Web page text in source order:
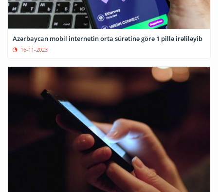
Azərbaycan mobil internetin orta sürətinə görə 1 pillə irəliləyib
16-11-2023